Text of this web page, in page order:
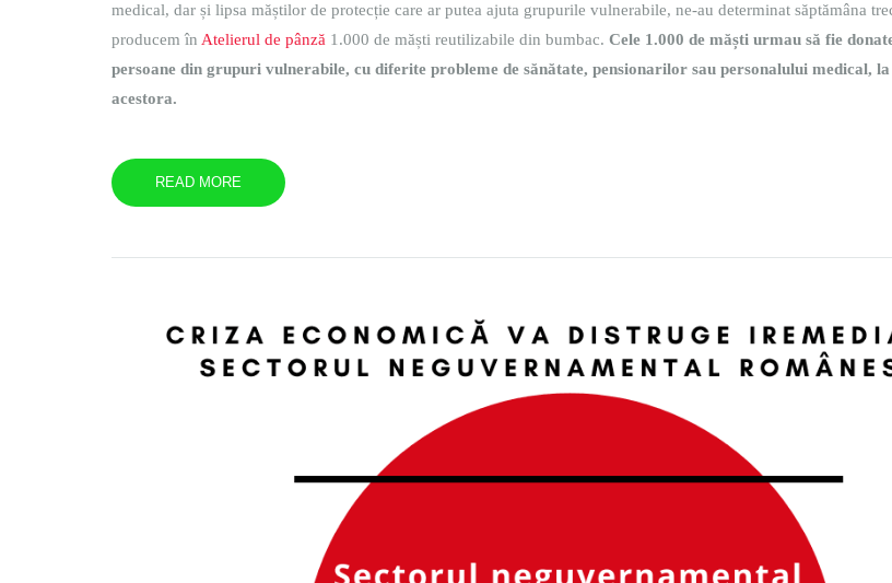
medical, dar și lipsa măștilor de protecție care ar putea ajuta grupurile vulnerabile, ne-au determinat săptămâna
producem în Atelierul de pânză 1.000 de măști reutilizabile din bumbac. Cele 1.000 de măști urmau să fie
persoane din grupuri vulnerabile, cu diferite probleme de sănătate, pensionarilor sau personalului medical,
acestora.
READ MORE